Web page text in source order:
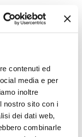
contenuti ed
media e per
inoltre
nostro sito con i
dei dati web,
combinarle
Comunale Claudio
di farla franca –